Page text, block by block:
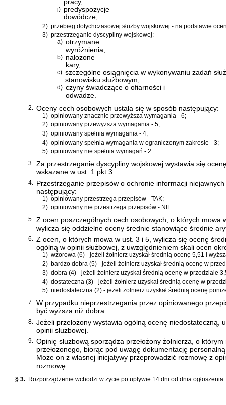
pracy,
j) predyspozycje
dowódcze;
2) przebieg dotychczasowej służby wojskowej - na podstawie
3) przestrzeganie dyscypliny wojskowej:
a) otrzymane
wyróżnienia,
b) nałożone
kary,
c) szczególne osiągnięcia w wykonywaniu zadań
stanowisku służbowym,
d) czyny świadczące o ofiarności i
odwadze.
2. Oceny cech osobowych ustala się w sposób następujący:
1) opiniowany znacznie przewyższa wymagania - 6;
2) opiniowany przewyższa wymagania - 5;
3) opiniowany spełnia wymagania - 4;
4) opiniowany spełnia wymagania w ograniczonym zakresie - 3;
5) opiniowany nie spełnia wymagań - 2.
3.
Za przestrzeganie dyscypliny wojskowej wystawia się
wskazane w ust. 1 pkt 3.
4.
Przestrzeganie przepisów o ochronie informacji
następujący:
1) opiniowany przestrzega przepisów - TAK;
2) opiniowany nie przestrzega przepisów - NIE.
5. Z ocen poszczególnych cech osobowych, o których
wylicza się oddzielne oceny średnie stanowiące średnie
6. Z ocen, o których mowa w ust. 3 i 5, wylicza się ocenę
ogólną w opinii służbowej, z uwzględnieniem skali ocen
1) wzorowa (6) - jeżeli żołnierz uzyskał średnią ocenę 5,51 i
2) bardzo dobra (5) - jeżeli żołnierz uzyskał średnią ocenę w
3) dobra (4) - jeżeli żołnierz uzyskał średnią ocenę w przedziale
4) dostateczna (3) - jeżeli żołnierz uzyskał średnią ocenę w
5) niedostateczna (2) - jeżeli żołnierz uzyskał średnią ocenę
7. W przypadku nieprzestrzegania przez opiniowanego
być wyższa niż dobra.
8. Jeżeli przełożony wystawia ogólną ocenę niedostateczną,
opinii służbowej.
9. Opinię służbową sporządza przełożony żołnierza, o
przełożonego, biorąc pod uwagę dokumentację
Może on z własnej inicjatywy przeprowadzić rozmowę z
rozmowę.
§ 3. Rozporządzenie wchodzi w życie po upływie 14 dni od dnia ogłoszenia.